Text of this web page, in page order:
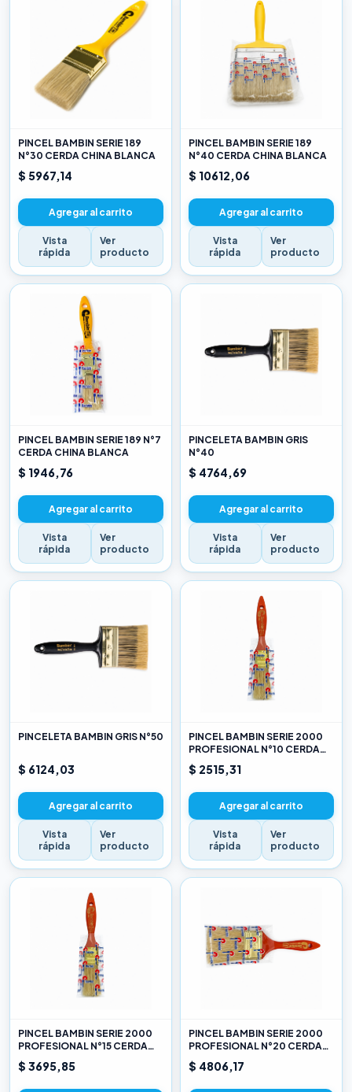
PINCEL BAMBIN SERIE 189
N°30 CERDA CHINA BLANCA
$ 5967,14
Agregar al carrito
Vista
rápida
Ver
producto
PINCEL BAMBIN SERIE 189
N°40 CERDA CHINA BLANCA
$ 10612,06
Agregar al carrito
Vista
rápida
Ver
producto
PINCEL BAMBIN SERIE 189 N°7
CERDA CHINA BLANCA
$ 1946,76
Agregar al carrito
Vista
rápida
Ver
producto
PINCELETA BAMBIN GRIS
N°40
$ 4764,69
Agregar al carrito
Vista
rápida
Ver
producto
PINCELETA BAMBIN GRIS N°50
$ 6124,03
Agregar al carrito
Vista
rápida
Ver
producto
PINCEL BAMBIN SERIE 2000
PROFESIONAL N°10 CERDA
CHINA BLANCA
$ 2515,31
Agregar al carrito
Vista
rápida
Ver
producto
PINCEL BAMBIN SERIE 2000
PROFESIONAL N°15 CERDA
CHINA BLANCA
$ 3695,85
PINCEL BAMBIN SERIE 2000
PROFESIONAL N°20 CERDA
CHINA BLANCA
$ 4806,17